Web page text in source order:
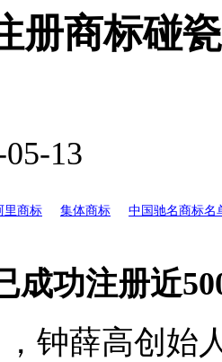
册商标碰
13
里商标 集体商标 中国驰名商标名
功注册近
薛高创始